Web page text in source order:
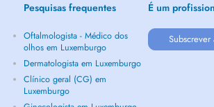
Pesquisas frequentes
Oftalmologista - Médico dos
olhos em Luxemburgo
Dermatologista em Luxemburgo
Clínico geral (CG) em
Luxemburgo
É um